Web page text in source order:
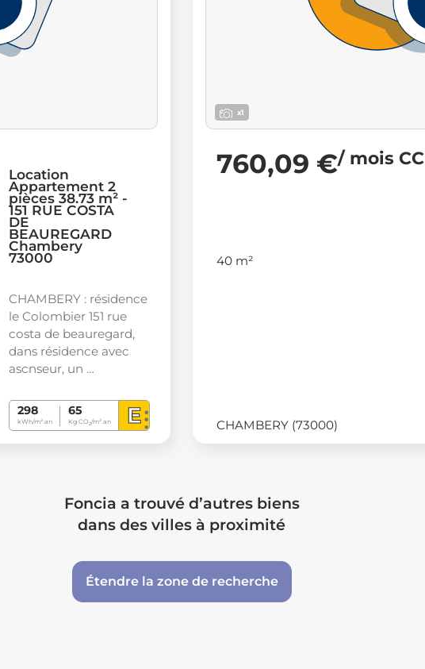
Location
Appartement 2
pièces 38.73 m² -
151 RUE COSTA
DE
BEAUREGARD
Chambery
73000
CHAMBERY : résidence
le Colombier 151 rue
costa de beauregard,
dans résidence avec
ascnseur, un …
298
kWh/m².an
65
Kg CO2/m².an E
x1
760,09 €/ mois CC
40 m²
CHAMBERY (73000)
Foncia a trouvé d’autres biens
dans des villes à proximité
Étendre la zone de recherche